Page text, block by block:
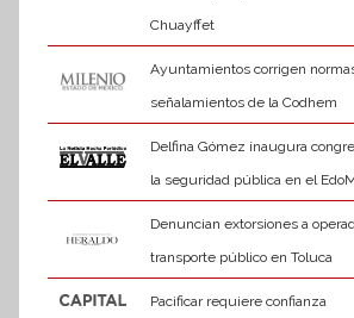
Chuayffet
Ayuntamientos corrigen
señalamientos de la Codhem
Delfina Gómez inaugura
la seguridad pública en el
Denuncian extorsiones a
transporte público en Toluca
Pacificar requiere confianza